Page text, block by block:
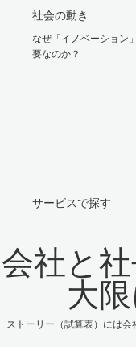
社会の動き
なぜ「イノベーション
要なのか？
サービスで探す
会社と
大
ストーリー（試算表）には